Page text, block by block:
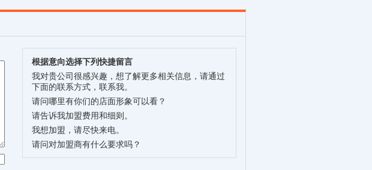
根据意向选择下列快捷留言
我对贵公司很感兴趣，想了解更多相关信息，请通过
下面的联系方式，联系我。
请问哪里有你们的店面形象可以看？
请告诉我加盟费用和细则。
我想加盟，请尽快来电。
请问对加盟商有什么要求吗？